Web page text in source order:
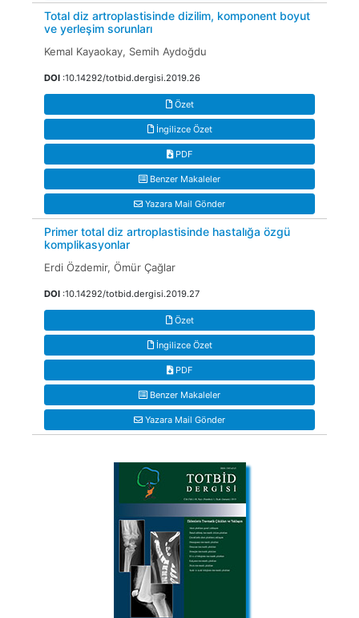
Total diz artroplastisinde dizilim, komponent boyut
ve yerleşim sorunları
Kemal Kayaokay, Semih Aydoğdu
DOI :10.14292/totbid.dergisi.2019.26
Özet
İngilizce Özet
PDF
Benzer Makaleler
Yazara Mail Gönder
Primer total diz artroplastisinde hastalığa özgü
komplikasyonlar
Erdi Özdemir, Ömür Çağlar
DOI :10.14292/totbid.dergisi.2019.27
Özet
İngilizce Özet
PDF
Benzer Makaleler
Yazara Mail Gönder